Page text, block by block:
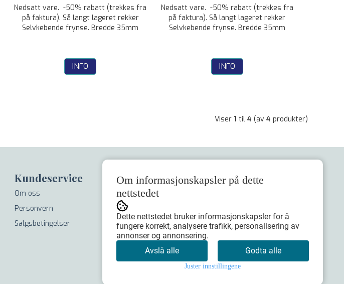
Nedsatt vare. -50% rabatt (trekkes fra
på faktura). Så langt lageret rekker
Selvkebende frynse. Bredde 35mm
INFO
Nedsatt vare. -50% rabatt (trekkes fra
på faktura). Så langt lageret rekker
Selvkebende frynse. Bredde 35mm
INFO
Viser 1 til 4 (av 4 produkter)
Kundeservice
Om oss
Personvern
Salgsbetingelser
Nyhetsbrev
Meld meg på
Om informasjonskapsler på dette
nettstedet
Dette nettstedet bruker informasjonskapsler for å
fungere korrekt, analysere trafikk, personalisering av
annonser og annonsering.
Avslå alle
Godta alle
Juster innstillingene